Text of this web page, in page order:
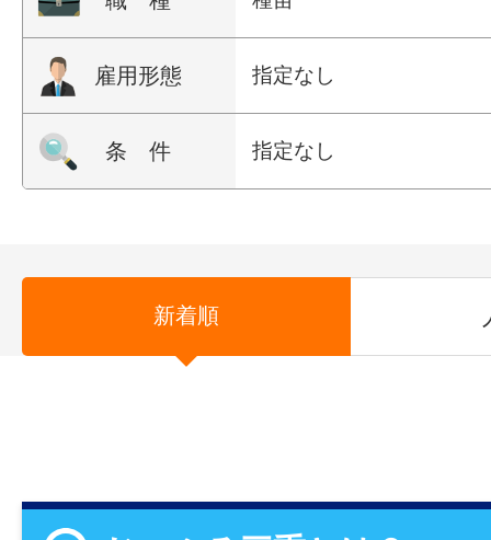
雇用形態 指定なし
条 件 指定なし
新着順